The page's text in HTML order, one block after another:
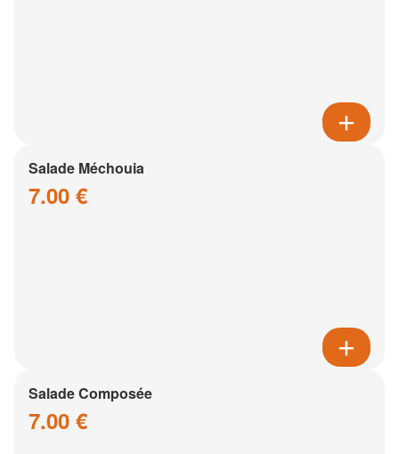
Salade Méchouia
7.00 €
Salade Composée
7.00 €